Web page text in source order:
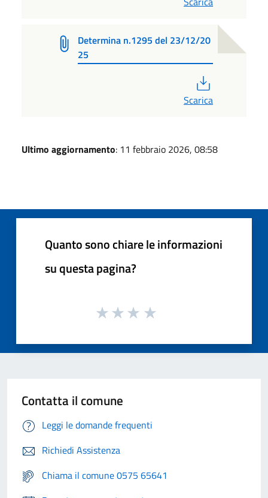
Determina n.1295 del 23/12/20
25
Scarica
Ultimo aggiornamento: 11 febbraio 2026, 08:58
Quanto sono chiare le informazioni
su questa pagina?
Contatta il comune
Leggi le domande frequenti
Richiedi Assistenza
Chiama il comune 0575 65641